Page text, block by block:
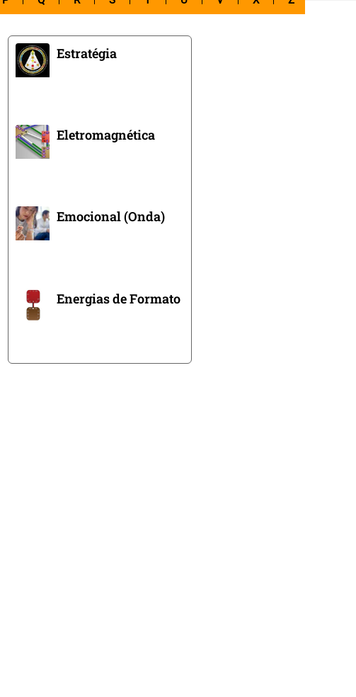
Estratégia
Eletromagnética
Emocional (Onda)
Energias de Formato